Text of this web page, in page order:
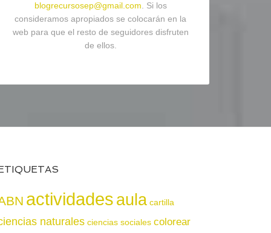
blogrecursosep@gmail.com . Si los
consideramos apropiados se colocarán en la
web para que el resto de seguidores disfruten
de ellos.
actividadesaula cartilla
naturales ciencias sociales colorear